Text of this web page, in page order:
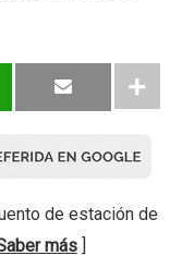
de estación de
más]